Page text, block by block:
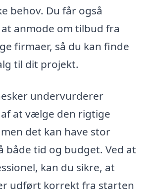
behov. Du får også
anmode om tilbud fra
firmaer, så du kan finde
til dit projekt.
undervurderer
at vælge den rigtige
det kan have stor
både tid og budget. Ved at
kan du sikre, at
udført korrekt fra starten